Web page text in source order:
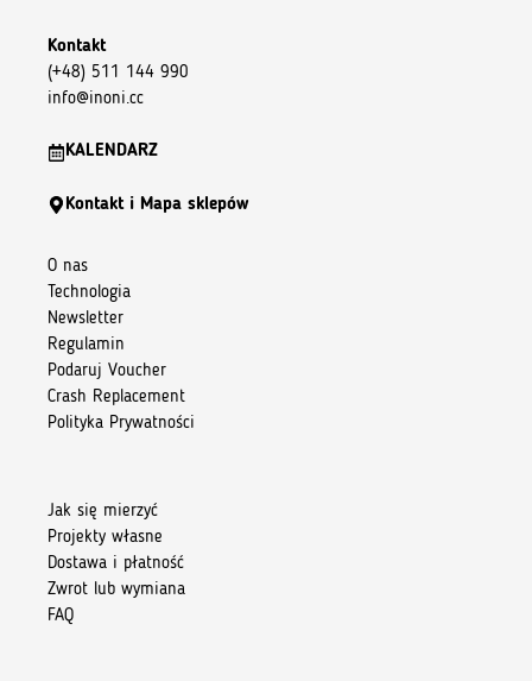
Kontakt
(+48) 511 144 990
info@inoni.cc
KALENDARZ
Kontakt i Mapa sklepów
O nas
Technologia
Newsletter
Regulamin
Podaruj Voucher
Crash Replacement
Polityka Prywatności
Jak się mierzyć
Projekty własne
Dostawa i płatność
Zwrot lub wymiana
FAQ